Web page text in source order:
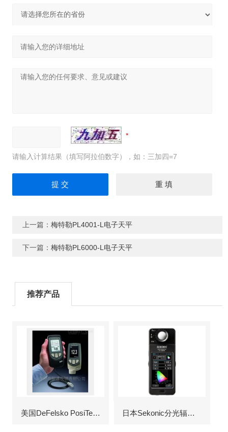
请输入计算结果（填写阿拉伯数字），如：三加四=7
上一篇： 梅特勒PL4001-L电子天平
下一篇： 梅特勒PL6000-L电子天平
推荐产品
美国DeFelsko PosiTector6000涂层测厚仪 日本Sekonic分光辐射照度计